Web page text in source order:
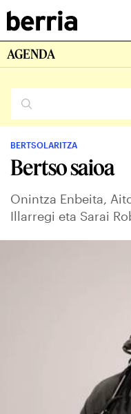
AGENDA
BERTSOLARITZA
Bertso saioa
Onintza Enbeita,
Illarregi eta Sarai